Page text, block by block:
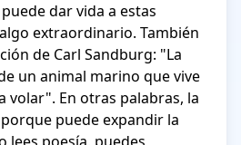
dar vida a estas
extraordinario. También
de Carl Sandburg: "La
un animal marino que vive
volar". En otras palabras, la
puede expandir la